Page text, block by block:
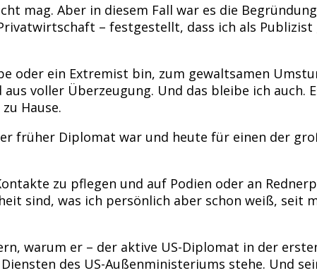
mag. Aber in diesem Fall war es die
– festgestellt, dass ich als Publizist
oder ein Extremist bin, zum gewaltsamen
voller Überzeugung. Und das bleibe ich auch.
Hause.
früher Diplomat war und heute für einen der
zu pflegen und auf Podien oder an
sind, was ich persönlich aber schon weiß, seit
warum er – der aktive US-Diplomat in der
des US-Außenministeriums stehe. Und